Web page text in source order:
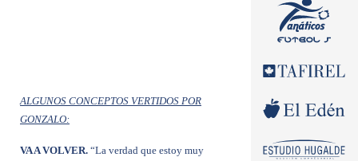
ALGUNOS CONCEPTOS VERTIDOS POR
GONZALO:
VA A VOLVER. “La verdad que estoy muy